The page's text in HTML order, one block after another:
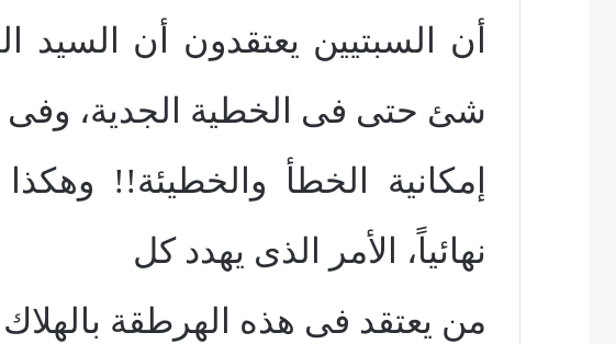
أن السبتيين يعتقدون أن السيد
شئ حتى فى الخطية الجدية، وفى
إمكانية الخطأ والخطيئة!!
نهائياً، الأمر الذى يهدد كل
من يعتقد فى هذه الهرطقة بالهلاك